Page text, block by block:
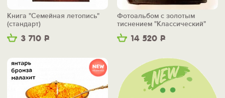
3 710 Р
Книга "Семейная летопись"
(стандарт)
14 520 Р
Фотоальбом с золотым
тиснением "Классический"